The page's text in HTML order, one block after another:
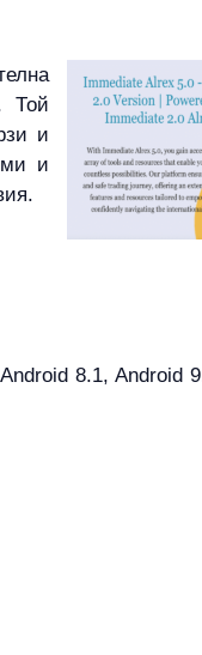
Той
и
и
8.1, Android